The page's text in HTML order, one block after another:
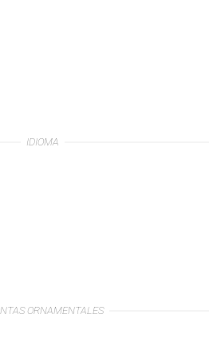
IDIOMA
ORNAMENTALES